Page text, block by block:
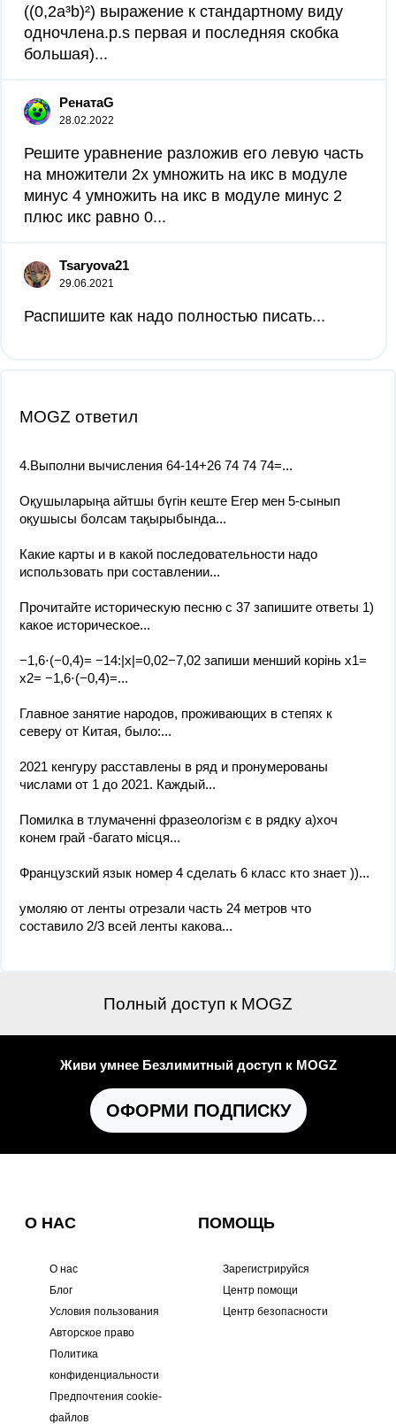
((0,2a³b)²) выражение к стандартному виду
одночлена.p.s первая и последняя скобка
большая)...
РенатаG
28.02.2022
Решите уравнение разложив его левую часть
на множители 2x умножить на икс в модуле
минус 4 умножить на икс в модуле минус 2
плюс икс равно 0...
Tsaryova21
29.06.2021
Распишите как надо полностью писать...
MOGZ ответил
4.Выполни вычисления 64-14+26 74 74 74=​...
Оқушыларыңа айтшы бүгін кеште Егер мен 5-сынып
оқушысы болсам тақырыбында...
Какие карты и в какой последовательности надо
использовать при составлении...
Прочитайте историческую песню с 37 запишите ответы 1)
какое историческое...
−1,6⋅(−0,4)= −14:|x|=0,02−7,02 запиши менший корінь x1=
x2= −1,6⋅(−0,4)=...
Главное занятие народов, проживающих в степях к
северу от Китая, было:...
2021 кенгуру расставлены в ряд и пронумерованы
числами от 1 до 2021. Каждый...
Помилка в тлумаченні фразеологізм є в рядку а)хоч
конем грай -багато місця...
Французский язык номер 4 сделать 6 класс кто знает ))...
умоляю от ленты отрезали часть 24 метров что
составило 2/3 всей ленты какова...
Полный доступ к MOGZ
Живи умнее Безлимитный доступ к MOGZ
ОФОРМИ ПОДПИСКУ
О НАС
О нас
Блог
Условия пользования
Авторское право
Политика
конфиденциальности
Предпочтения cookie-
файлов
ПОМОЩЬ
Зарегистрируйся
Центр помощи
Центр безопасности